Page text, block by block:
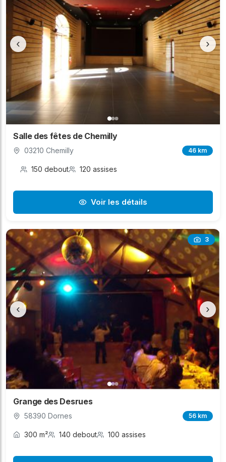
‹ ›
Salle des fêtes de Chemilly
03210 Chemilly 46 km
150 debout 120 assises
Voir les détails
3
‹ ›
Grange des Desrues
58390 Dornes 56 km
300 m² 140 debout 100 assises